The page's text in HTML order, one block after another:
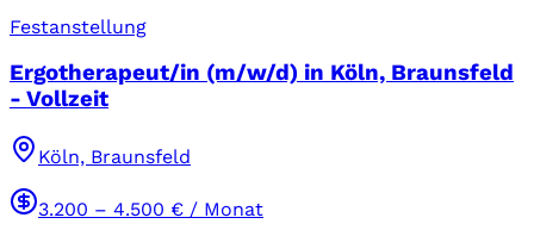
Festanstellung
Ergotherapeut/in (m/w/d) in Köln, Braunsfeld
- Vollzeit
Köln, Braunsfeld
3.200 – 4.500 € / Monat